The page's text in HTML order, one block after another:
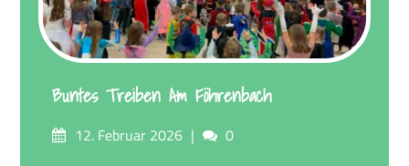
Buntes Treiben Am Föhrenbach
Posted12. Februar 2026 Comments
0